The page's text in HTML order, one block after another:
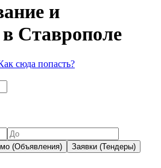
и
Ставрополе
сюда попасть?
(Объявления)
Заявки (Тендеры)